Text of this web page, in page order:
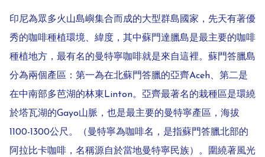
印尼為眾多火山島嶼集合而成的大型群島國家，先天有著優
秀的咖啡種植環境、緯度，其中蘇門達臘島是最主要的咖啡
種植地方，最有名的曼特寧咖啡就是來自這裡。蘇門答臘島
分為兩個產區：第一為在北蘇門答臘的亞齊Aceh、第二是
在中南部多芭湖的林東Linton。亞齊最著名的栽種區是環繞
於塔瓦湖的Gayo山脈，也是最主要的曼特寧產區，海拔
1100-1300公尺。（曼特寧為咖啡名，是指蘇門答臘北部的
阿拉比卡咖啡，名稱源自於當地曼特寧民族）。圍繞著風光